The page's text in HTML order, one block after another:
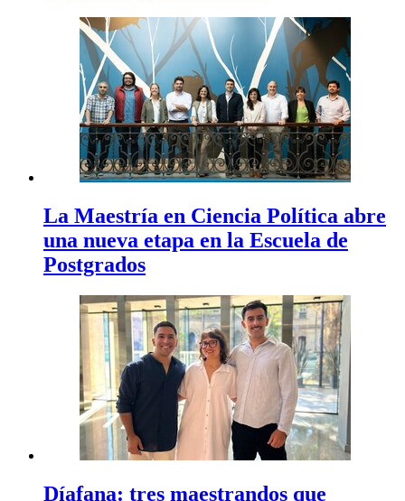
La Maestría en Ciencia Política abre
una nueva etapa en la Escuela de
Postgrados
Díafana: tres maestrandos que